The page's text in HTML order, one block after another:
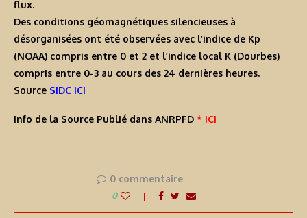
flux.
Des conditions géomagnétiques silencieuses à
désorganisées ont été observées avec l’indice de Kp
(NOAA) compris entre 0 et 2 et l’indice local K (Dourbes)
compris entre 0-3 au cours des 24 dernières heures.
Source SIDC ICI
Info de la Source Publié dans ANRPFD * ICI
0 commentaire
0